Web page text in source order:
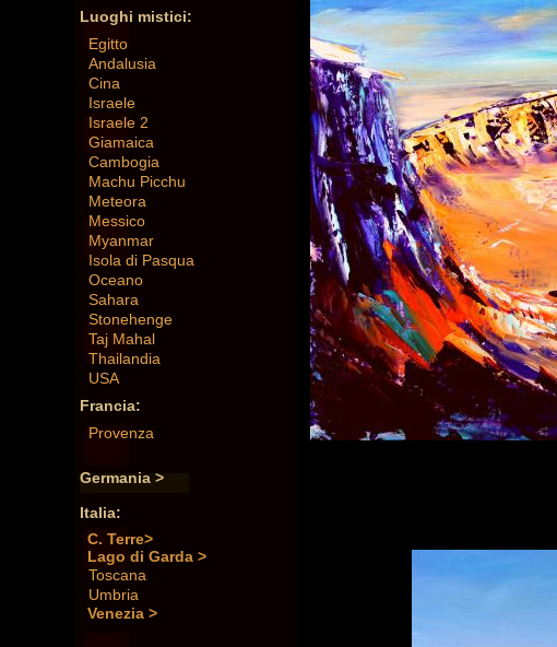
Luoghi mistici:
Egitto
Andalusia
Cina
Israele
Israele 2
Giamaica
Cambogia
Machu Picchu
Meteora
Messico
Myanmar
Isola di Pasqua
Oceano
Sahara
Stonehenge
Taj Mahal
Thailandia
USA
Francia:
Provenza
Germania >
Italia:
C. Terre>
Lago di Garda >
Toscana
Umbria
Venezia >